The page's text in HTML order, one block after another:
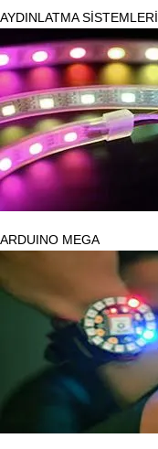
AYDINLATMA SİSTEMLERİ
ARDUINO MEGA